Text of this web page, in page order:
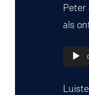
Peter
als